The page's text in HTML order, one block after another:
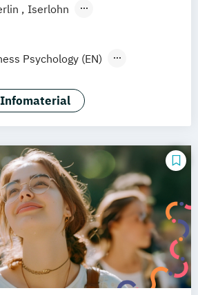
Iserlohn
Hub
Psychology (EN)
Schwerpunkt Coaching &